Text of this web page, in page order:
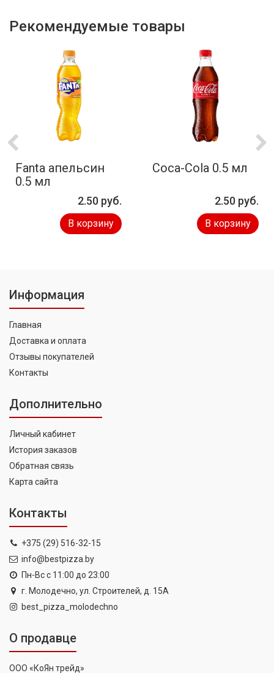
Рекомендуемые товары
Fanta апельсин
0.5 мл
2.50 руб.
В корзину
Coca-Cola 0.5 мл
2.50 руб.
В корзину
Информация
Главная
Доставка и оплата
Отзывы покупателей
Контакты
Дополнительно
Личный кабинет
История заказов
Обратная связь
Карта сайта
Контакты
+375 (29) 516-32-15
info@bestpizza.by
Пн-Вс с 11:00 до 23:00
г. Молодечно, ул. Строителей, д. 15А
best_pizza_molodechno
О продавце
ООО «КоЯн трейд»